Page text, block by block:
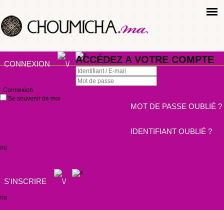
CONNEXION ACCÉDEZ A VOTRE COMPTE
Connexion
Se souvenir de moi
MOT DE PASSE OUBLIÉ ?
IDENTIFIANT OUBLIÉ ?
ou
S'INSCRIRE
ou